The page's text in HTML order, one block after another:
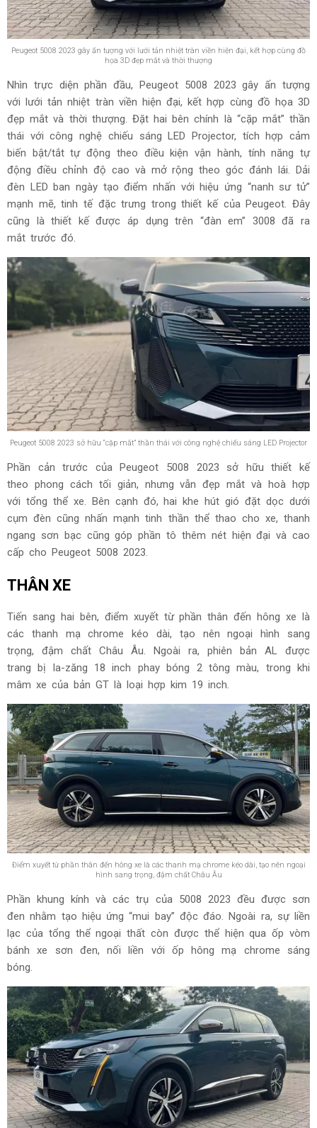
Peugeot 5008 2023 gây ấn tượng với lưới tản nhiệt tràn viền hiện đại, kết hợp cùng đồ
họa 3D đẹp mắt và thời thượng
Nhìn trực diện phần đầu, Peugeot 5008 2023 gây ấn tượng
với lưới tản nhiệt tràn viền hiện đại, kết hợp cùng đồ họa 3D
đẹp mắt và thời thượng. Đặt hai bên chính là “cặp mắt” thần
thái với công nghệ chiếu sáng LED Projector, tích hợp cảm
biến bật/tắt tự động theo điều kiện vận hành, tính năng tự
động điều chỉnh độ cao và mở rộng theo góc đánh lái. Dải
đèn LED ban ngày tạo điểm nhấn với hiệu ứng “nanh sư tử”
mạnh mẽ, tinh tế đặc trưng trong thiết kế của Peugeot. Đây
cũng là thiết kế được áp dụng trên “đàn em” 3008 đã ra
mắt trước đó.
Peugeot 5008 2023 sở hữu “cặp mắt” thần thái với công nghệ chiếu sáng LED Projector
Phần cản trước của Peugeot 5008 2023 sở hữu thiết kế
theo phong cách tối giản, nhưng vẫn đẹp mắt và hoà hợp
với tổng thể xe. Bên cạnh đó, hai khe hút gió đặt dọc dưới
cụm đèn cũng nhấn mạnh tinh thần thể thao cho xe, thanh
ngang sơn bạc cũng góp phần tô thêm nét hiện đại và cao
cấp cho Peugeot 5008 2023.
THÂN XE
Tiến sang hai bên, điểm xuyết từ phần thân đến hông xe là
các thanh mạ chrome kéo dài, tạo nên ngoại hình sang
trọng, đậm chất Châu Âu. Ngoài ra, phiên bản AL được
trang bị la-zăng 18 inch phay bóng 2 tông màu, trong khi
mâm xe của bản GT là loại hợp kim 19 inch.
Điểm xuyết từ phần thân đến hông xe là các thanh mạ chrome kéo dài, tạo nên ngoại
hình sang trọng, đậm chất Châu Âu
Phần khung kính và các trụ của 5008 2023 đều được sơn
đen nhằm tạo hiệu ứng “mui bay” độc đáo. Ngoài ra, sự liền
lạc của tổng thể ngoại thất còn được thể hiện qua ốp vòm
bánh xe sơn đen, nối liền với ốp hông mạ chrome sáng
bóng.